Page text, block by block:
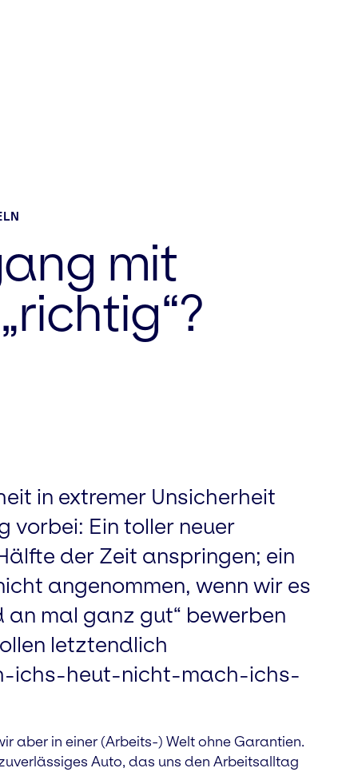
mit
in extremer Unsicherheit
vorbei: Ein toller neuer
der Zeit anspringen; ein
angenommen, wenn wir es
mal ganz gut“ bewerben
letztendlich
ichs-heut-nicht-mach-ichs-
aber in einer (Arbeits-) Welt ohne Garantien.
Auto, das uns den Arbeitsalltag